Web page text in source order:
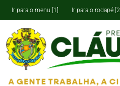
Ir para o menu [1] Ir para o rodapé [2]